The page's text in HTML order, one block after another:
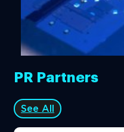
PR Partners
See All